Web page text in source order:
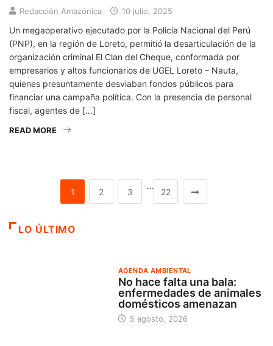
Redacción Amazónica 10 julio, 2025
Un megaoperativo ejecutado por la Policía Nacional del Perú
(PNP), en la región de Loreto, permitió la desarticulación de la
organización criminal El Clan del Cheque, conformada por
empresarios y altos funcionarios de UGEL Loreto – Nauta,
quienes presuntamente desviaban fondos públicos para
financiar una campaña política. Con la presencia de personal
fiscal, agentes de […]
READ MORE
1 2 3
…
22
LO ÚLTIMO
AGENDA AMBIENTAL
No hace falta una bala:
enfermedades de animales
domésticos amenazan
5 agosto, 2026